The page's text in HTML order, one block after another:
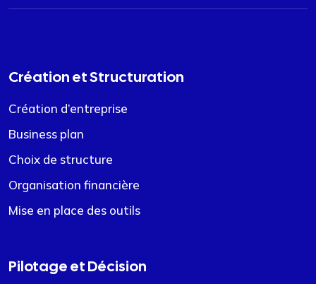
Création et Structuration
Création d’entreprise
Business plan
Choix de structure
Organisation financière
Mise en place des outils
Pilotage et Décision